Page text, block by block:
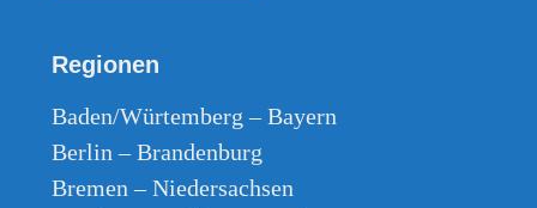
Regionen
Baden/Würtemberg – Bayern
Berlin – Brandenburg
Bremen – Niedersachsen